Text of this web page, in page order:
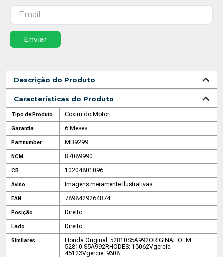
Enviar
Descrição do Produto
Características do Produto
Tipo de Produto Coxim do Motor
Garantia 6 Meses
Part number MB9299
NCM 87089990
CB 10204801096
Aviso Imagens meramente ilustrativas.
EAN 7898429264874
Posição Direito
Lado Direito
Similares Honda Original: 52810S5A992ORIGINAL OEM:
52810.S5A992RHODES: 13062Vgercie:
45123Vgercie: 9308